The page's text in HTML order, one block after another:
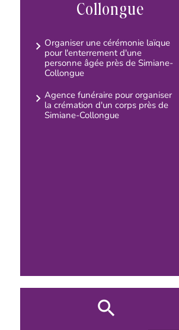
Collongue
Organiser une cérémonie laïque
pour l'enterrement d'une
personne âgée près de Simiane-
Collongue
Agence funéraire pour organiser
la crémation d'un corps près de
Simiane-Collongue